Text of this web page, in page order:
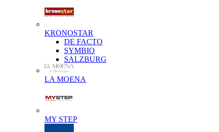
KRONOSTAR
DE FACTO
SYMBIO
SALZBURG
LA MOENA
MY STEP